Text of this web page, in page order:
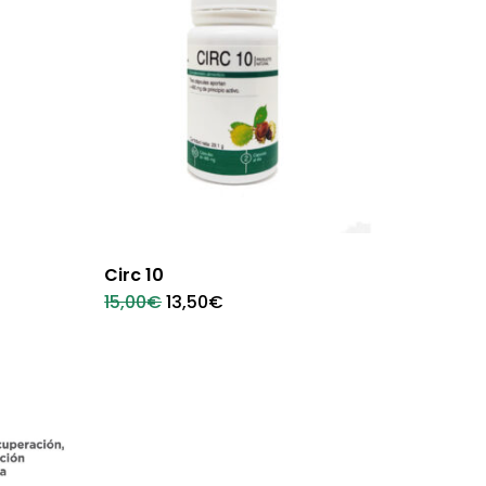
Circ 10
15,00€El
precio
13,50€